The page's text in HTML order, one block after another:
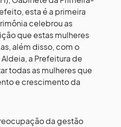
esta é a primeira
celebrou as
que estas mulheres
além disso, com o
a Prefeitura de
todas as mulheres que
e crescimento da
da gestão